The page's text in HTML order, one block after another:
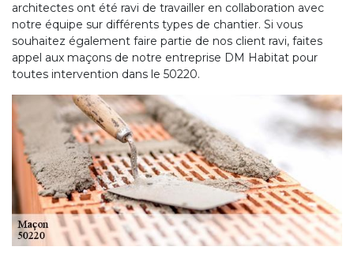
architectes ont été ravi de travailler en collaboration avec
notre équipe sur différents types de chantier. Si vous
souhaitez également faire partie de nos client ravi, faites
appel aux maçons de notre entreprise DM Habitat pour
toutes intervention dans le 50220.